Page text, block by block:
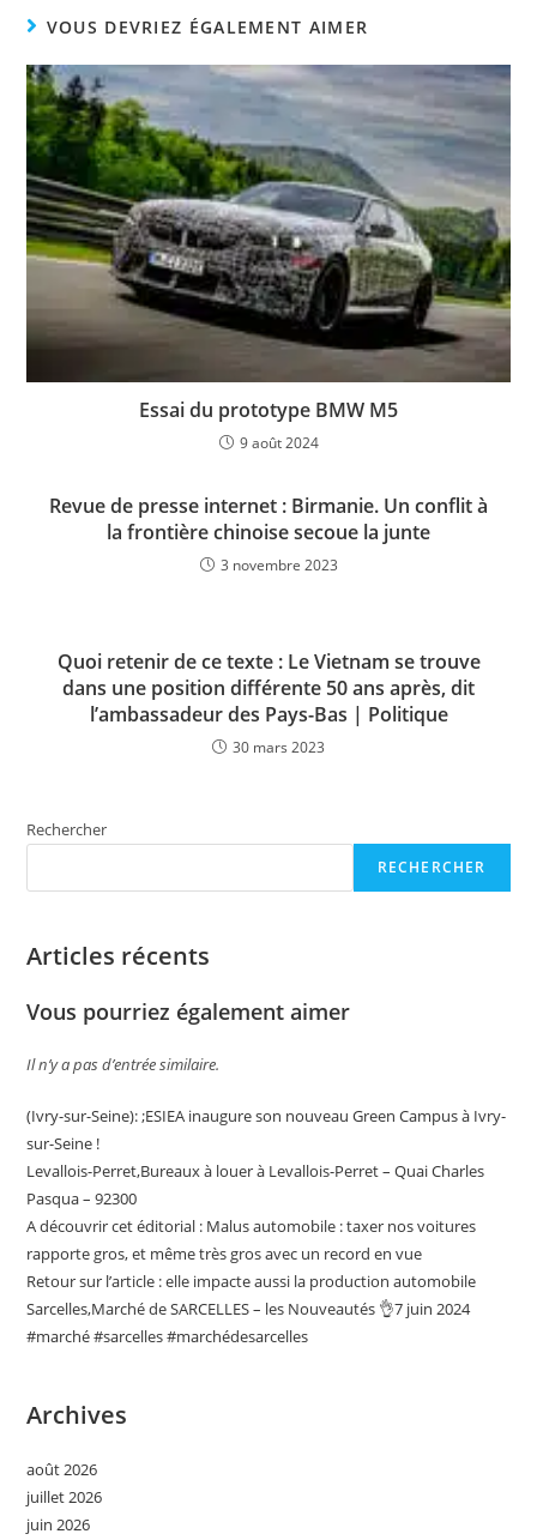
VOUS DEVRIEZ ÉGALEMENT AIMER
Essai du prototype BMW M5
9 août 2024
Revue de presse internet : Birmanie. Un conflit à
la frontière chinoise secoue la junte
3 novembre 2023
Quoi retenir de ce texte : Le Vietnam se trouve
dans une position différente 50 ans après, dit
l’ambassadeur des Pays-Bas | Politique
30 mars 2023
Rechercher
RECHERCHER
Articles récents
Vous pourriez également aimer
Il n’y a pas d’entrée similaire.
(Ivry-sur-Seine): ;ESIEA inaugure son nouveau Green Campus à Ivry-
sur-Seine !
Levallois-Perret,Bureaux à louer à Levallois-Perret – Quai Charles
Pasqua – 92300
A découvrir cet éditorial : Malus automobile : taxer nos voitures
rapporte gros, et même très gros avec un record en vue
Retour sur l’article : elle impacte aussi la production automobile
Sarcelles,Marché de SARCELLES – les Nouveautés 👌7 juin 2024
#marché #sarcelles #marchédesarcelles
Archives
août 2026
juillet 2026
juin 2026